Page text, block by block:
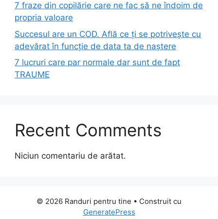
7 fraze din copilărie care ne fac să ne îndoim de
propria valoare
Succesul are un COD. Află ce ți se potrivește cu
adevărat în funcție de data ta de naștere
7 lucruri care par normale dar sunt de fapt
TRAUME
Recent Comments
Niciun comentariu de arătat.
© 2026 Randuri pentru tine • Construit cu
GeneratePress